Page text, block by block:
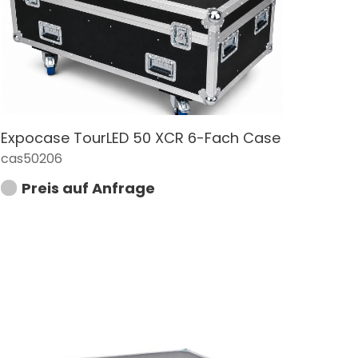
Expocase TourLED 50 XCR 6-Fach Case
cas50206
Preis auf Anfrage